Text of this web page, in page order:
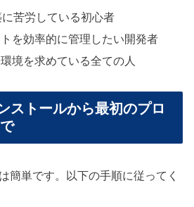
苦労している初心者
を効率的に管理したい開発者
境を求めている全ての人
ストールから最初のプロ
簡単です。以下の手順に従ってく